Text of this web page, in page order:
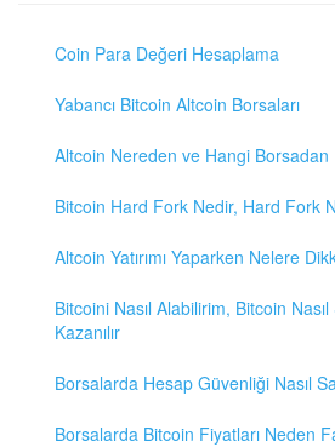
Coin Para Değeri Hesaplama
Yabancı Bitcoin Altcoin Borsaları
Altcoin Nereden ve Hangi Borsadan
Bitcoin Hard Fork Nedir, Hard Fork
Altcoin Yatırımı Yaparken Nelere
Bitcoini Nasıl Alabilirim, Bitcoin Nasıl
Kazanılır
Borsalarda Hesap Güvenliği Nasıl
Borsalarda Bitcoin Fiyatları Neden